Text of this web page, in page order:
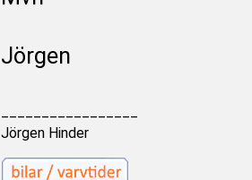
Jörgen
Jörgen Hinder